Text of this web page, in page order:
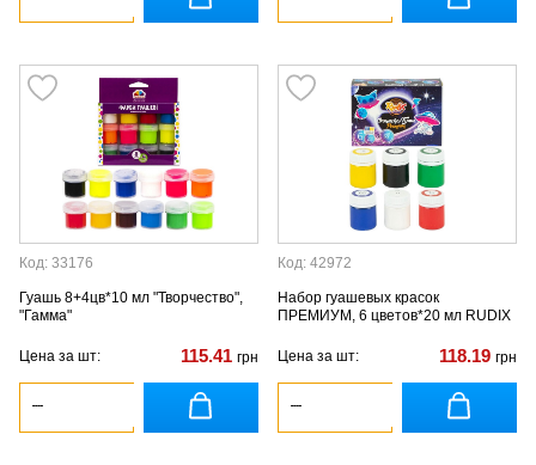
Код: 33176
Гуашь 8+4цв*10 мл "Творчество",
"Гамма"
Цена за шт: 115.41 грн
Код: 42972
Набор гуашевых красок
ПРЕМИУМ, 6 цветов*20 мл RUDIX
Цена за шт: 118.19 грн